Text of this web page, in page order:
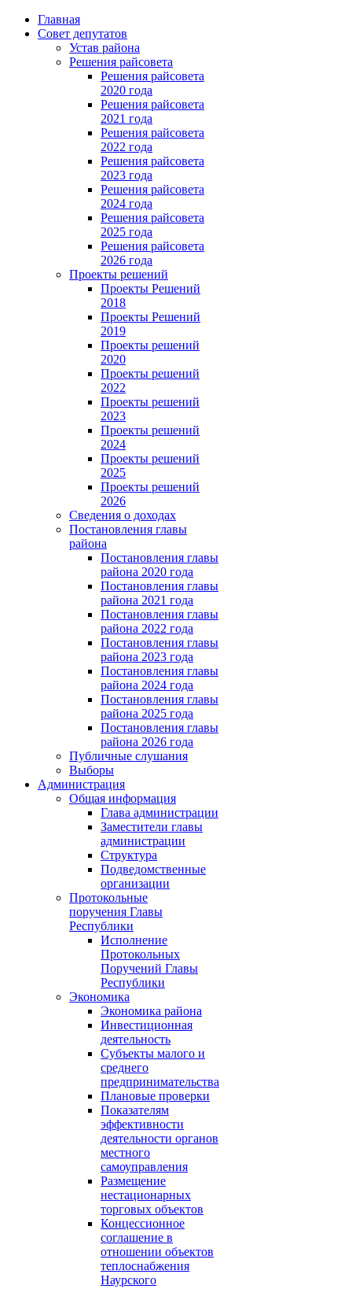
Главная
Совет депутатов
Устав района
Решения райсовета
Решения райсовета
2020 года
Решения райсовета
2021 года
Решения райсовета
2022 года
Решения райсовета
2023 года
Решения райсовета
2024 года
Решения райсовета
2025 года
Решения райсовета
2026 года
Проекты решений
Проекты Решений
2018
Проекты Решений
2019
Проекты решений
2020
Проекты решений
2022
Проекты решений
2023
Проекты решений
2024
Проекты решений
2025
Проекты решений
2026
Сведения о доходах
Постановления главы
района
Постановления главы
района 2020 года
Постановления главы
района 2021 года
Постановления главы
района 2022 года
Постановления главы
района 2023 года
Постановления главы
района 2024 года
Постановления главы
района 2025 года
Постановления главы
района 2026 года
Публичные слушания
Выборы
Администрация
Общая информация
Глава администрации
Заместители главы
администрации
Структура
Подведомственные
организации
Протокольные
поручения Главы
Республики
Исполнение
Протокольных
Поручений Главы
Республики
Экономика
Экономика района
Инвестиционная
деятельность
Субъекты малого и
среднего
предпринимательства
Плановые проверки
Показателям
эффективности
деятельности органов
местного
самоуправления
Размещение
нестационарных
торговых объектов
Концессионное
соглашение в
отношении объектов
теплоснабжения
Наурского